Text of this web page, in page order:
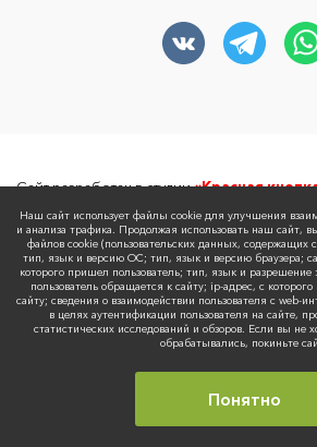
© 2026 Все права защищены
ООО «Медлайн Рязань»
ОГРН 1116234012806
Юр.адрес: 390046, г. Рязань, ул.
Сайт разработан в студии«Красная
Политика обработки персональных данных
Согласие на обработку персональных данных
Не является публичной офертой
Архив с нормативно-правовыми документами
Наш сайт использует файлы cookie для улучшения
и анализа трафика. Продолжая использовать наш сайт,
файлов cookie (пользовательских данных, содержащих
тип, язык и версию ОС; тип, язык и версию браузера;
которого пришел пользователь; тип, язык и разрешение
пользователь обращается к сайту; ip-адрес, с
сайту; сведения о взаимодействии пользователя с web-
в целях аутентификации пользователя на сайте,
статистических исследований и обзоров. Если вы не
обрабатывались, покиньте
Понятно